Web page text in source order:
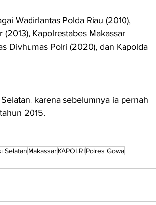
Wadirlantas Polda Riau (2010),
(2013), Kapolrestabes Makassar
Divhumas Polri (2020), dan Kapolda
karena sebelumnya ia pernah
2015.
Selatan MakassarKAPOLRIPolres Gowa